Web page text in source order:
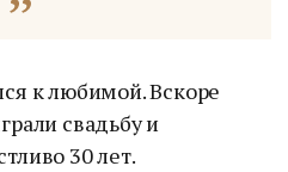
к любимой. Вскоре
свадьбу и
30 лет.